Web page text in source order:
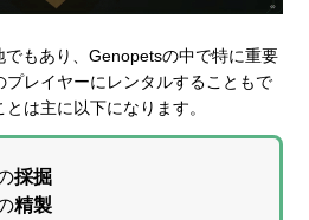
もあり、Genopetsの中で特に重要
レイヤーにレンタルすることもで
は主に以下になります。
採掘
精製